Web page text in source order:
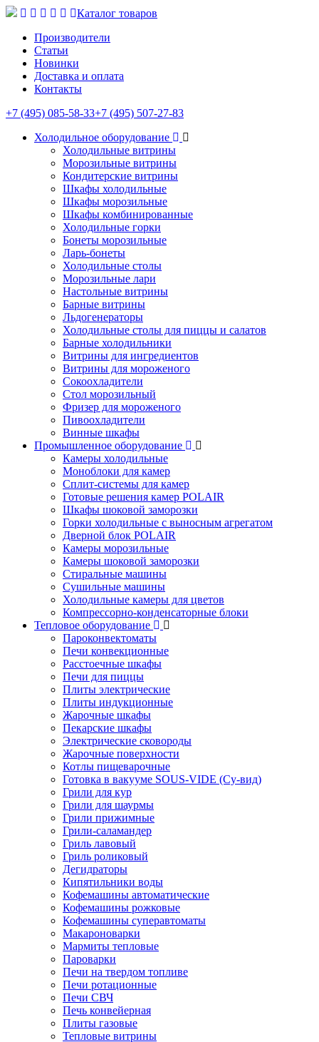
Каталог товаров
Производители
Статьи
Новинки
Доставка и оплата
Контакты
+7 (495) 085-58-33+7 (495) 507-27-83
Холодильное оборудование
Холодильные витрины
Морозильные витрины
Кондитерские витрины
Шкафы холодильные
Шкафы морозильные
Шкафы комбинированные
Холодильные горки
Бонеты морозильные
Ларь-бонеты
Холодильные столы
Морозильные лари
Настольные витрины
Барные витрины
Льдогенераторы
Холодильные столы для пиццы и салатов
Барные холодильники
Витрины для ингредиентов
Витрины для мороженого
Сокоохладители
Стол морозильный
Фризер для мороженого
Пивоохладители
Винные шкафы
Промышленное оборудование
Камеры холодильные
Моноблоки для камер
Сплит-системы для камер
Готовые решения камер POLAIR
Шкафы шоковой заморозки
Горки холодильные с выносным агрегатом
Дверной блок POLAIR
Камеры морозильные
Камеры шоковой заморозки
Стиральные машины
Сушильные машины
Холодильные камеры для цветов
Компрессорно-конденсаторные блоки
Тепловое оборудование
Пароконвектоматы
Печи конвекционные
Расстоечные шкафы
Печи для пиццы
Плиты электрические
Плиты индукционные
Жарочные шкафы
Пекарские шкафы
Электрические сковороды
Жарочные поверхности
Котлы пищеварочные
Готовка в вакууме SOUS-VIDE (Су-вид)
Грили для кур
Грили для шаурмы
Грили прижимные
Грили-саламандер
Гриль лавовый
Гриль роликовый
Дегидраторы
Кипятильники воды
Кофемашины автоматические
Кофемашины рожковые
Кофемашины суперавтоматы
Макароноварки
Мармиты тепловые
Пароварки
Печи на твердом топливе
Печи ротационные
Печи СВЧ
Печь конвейерная
Плиты газовые
Тепловые витрины